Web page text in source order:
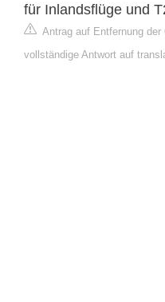
für Inlandsflüge und
Antrag auf Entfernung der
vollständige Antwort auf